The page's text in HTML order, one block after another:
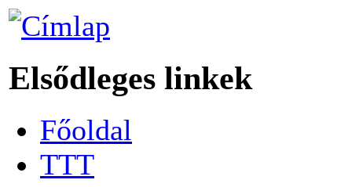
Elsődleges linkek
Főoldal
TTT